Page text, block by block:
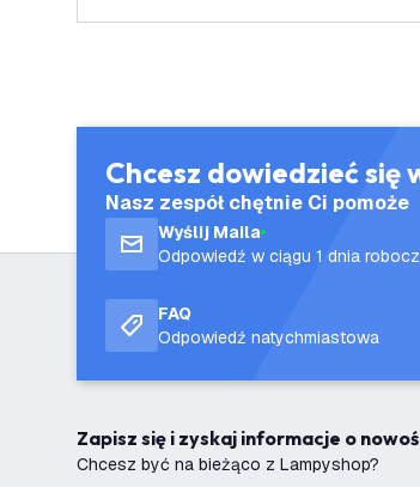
Chcesz dowiedzieć się
Nasz zespół chętnie Ci pomoże
Wyślij Maila
Odpowiedź w ciągu 1 dnia
FAQ
Odpowiedź natychmiastowa
Zapisz się i zyskaj informacje o
Chcesz być na bieżąco z Lampyshop?